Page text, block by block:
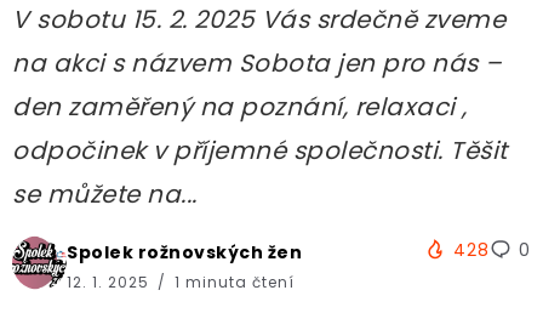
V sobotu 15. 2. 2025 Vás srdečně zveme
na akci s názvem Sobota jen pro nás –
den zaměřený na poznání, relaxaci ,
odpočinek v příjemné společnosti. Těšit
se můžete na...
Spolek rožnovských žen
12. 1. 2025 1 minuta čtení
428 0